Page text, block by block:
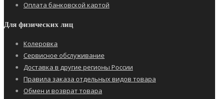
Оплата банковской картой
Для физических лиц
Колеровка
Сервисное обслуживание
Доставка в другие регионы России
Правила заказа отдельных видов товара
Обмен и возврат товара